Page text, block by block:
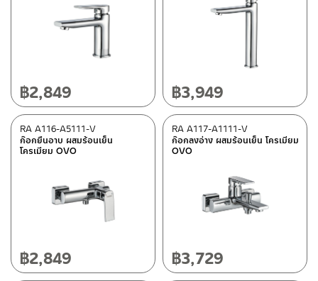
Rose gold(12)
PAINI-fittings
Rasland-Accessories(16)
Rasland-fittings
Schell-fittings
Special tags
MATT GOLD COLLECTION
(21)
REVERSE COLLECTION(7)
฿2,849 ฿3,949
ก๊อกยืนอาบ ผสมร้อนเย็น
โครเมียม OVO
RA A116-A5111-V
฿2,849
ก๊อกลงอ่าง ผสมร้อนเย็น โครเมียม
OVO
RA A117-A1111-V
฿3,729